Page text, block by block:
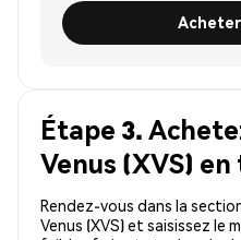
Étape 3.
Venus (XVS)
Rendez-vous dans la
Venus (XVS) et saisissez le